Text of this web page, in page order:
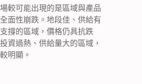
較可能出現的是區域與產品
面性崩跌。地段佳、供給有
撐的區域，價格仍具抗跌
資過熱、供給量大的區域，
明顯。